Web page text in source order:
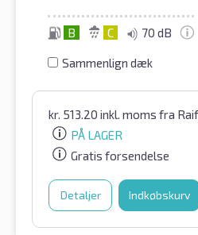
B C 70 dB
Sammenlign dæk
kr. 513.20 inkl. moms fra
PÅ LAGER
Gratis forsendelse
Detaljer Indkøbskurv